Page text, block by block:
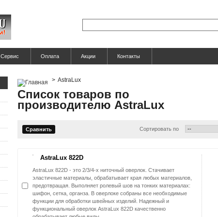
Сервис Оплата Акции Контакты
> AstraLux
Список товаров по
производителю AstraLux
Сортировать по
AstraLux 822D
AstraLux 822D - это 2/3/4-х ниточный оверлок. Стачивает
эластичные материалы, обрабатывает края любых материалов,
предотвращая. Выполняет ролевый шов на тонких материалах:
шифон, сетка, органза. В оверлоке собраны все необходимые
функции для обработки швейных изделий. Надежный и
функциональный оверлок AstraLux 822D качественно